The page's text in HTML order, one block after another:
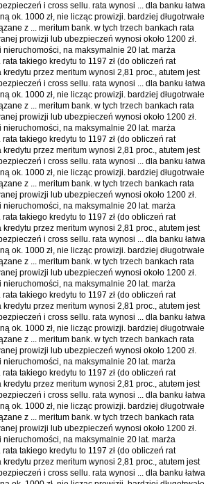
i cross sellu. rata wynosi ... dla banku łatwa
ok. 1000 zł, nie licząc prowizji. bardziej długotrwałe
z ... meritum bank. w tych trzech bankach rata
prowizji lub ubezpieczeń wynosi około 1200 zł.
nieruchomości, na maksymalnie 20 lat. marża
takiego kredytu to 1197 zł (do obliczeń rat
przez meritum wynosi 2,81 proc., atutem jest
i cross sellu. rata wynosi ... dla banku łatwa
ok. 1000 zł, nie licząc prowizji. bardziej długotrwałe
z ... meritum bank. w tych trzech bankach rata
prowizji lub ubezpieczeń wynosi około 1200 zł.
nieruchomości, na maksymalnie 20 lat. marża
takiego kredytu to 1197 zł (do obliczeń rat
przez meritum wynosi 2,81 proc., atutem jest
i cross sellu. rata wynosi ... dla banku łatwa
ok. 1000 zł, nie licząc prowizji. bardziej długotrwałe
z ... meritum bank. w tych trzech bankach rata
prowizji lub ubezpieczeń wynosi około 1200 zł.
nieruchomości, na maksymalnie 20 lat. marża
takiego kredytu to 1197 zł (do obliczeń rat
przez meritum wynosi 2,81 proc., atutem jest
i cross sellu. rata wynosi ... dla banku łatwa
ok. 1000 zł, nie licząc prowizji. bardziej długotrwałe
z ... meritum bank. w tych trzech bankach rata
prowizji lub ubezpieczeń wynosi około 1200 zł.
nieruchomości, na maksymalnie 20 lat. marża
takiego kredytu to 1197 zł (do obliczeń rat
przez meritum wynosi 2,81 proc., atutem jest
i cross sellu. rata wynosi ... dla banku łatwa
ok. 1000 zł, nie licząc prowizji. bardziej długotrwałe
z ... meritum bank. w tych trzech bankach rata
prowizji lub ubezpieczeń wynosi około 1200 zł.
nieruchomości, na maksymalnie 20 lat. marża
takiego kredytu to 1197 zł (do obliczeń rat
przez meritum wynosi 2,81 proc., atutem jest
i cross sellu. rata wynosi ... dla banku łatwa
ok. 1000 zł, nie licząc prowizji. bardziej długotrwałe
z ... meritum bank. w tych trzech bankach rata
prowizji lub ubezpieczeń wynosi około 1200 zł.
nieruchomości, na maksymalnie 20 lat. marża
takiego kredytu to 1197 zł (do obliczeń rat
przez meritum wynosi 2,81 proc., atutem jest
i cross sellu. rata wynosi ... dla banku łatwa